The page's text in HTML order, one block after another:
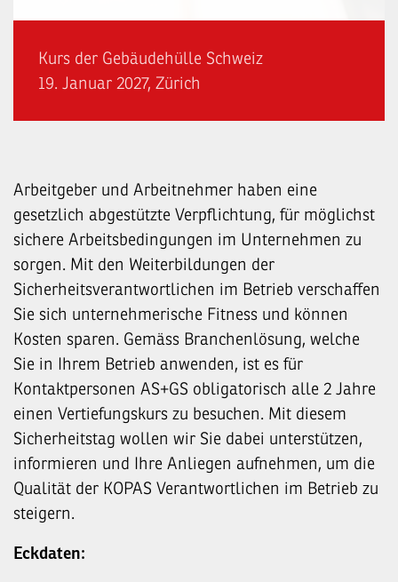
Kurs der Gebäudehülle Schweiz
19. Januar 2027, Zürich
Arbeitgeber und Arbeitnehmer haben eine
gesetzlich abgestützte Verpflichtung, für möglichst
sichere Arbeitsbedingungen im Unternehmen zu
sorgen. Mit den Weiterbildungen der
Sicherheitsverantwortlichen im Betrieb verschaffen
Sie sich unternehmerische Fitness und können
Kosten sparen. Gemäss Branchenlösung, welche
Sie in Ihrem Betrieb anwenden, ist es für
Kontaktpersonen AS+GS obligatorisch alle 2 Jahre
einen Vertiefungskurs zu besuchen. Mit diesem
Sicherheitstag wollen wir Sie dabei unterstützen,
informieren und Ihre Anliegen aufnehmen, um die
Qualität der KOPAS Verantwortlichen im Betrieb zu
steigern.
Eckdaten: